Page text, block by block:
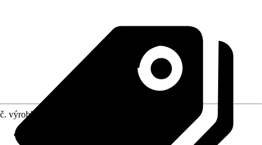
č. výrobku